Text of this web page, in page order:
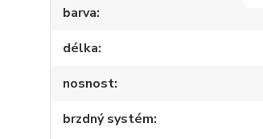
barva
délka
nosnost
brzdný systém